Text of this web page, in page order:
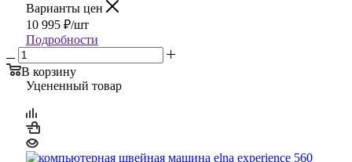
Варианты цен
10 995 ₽/шт
Подробности
В корзину
Уцененный товар